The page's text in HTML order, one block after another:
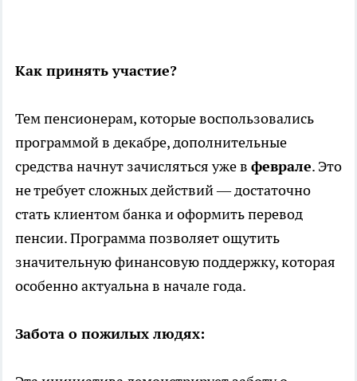
Как принять участие?
Тем пенсионерам, которые воспользовались
программой в декабре, дополнительные
средства начнут зачисляться уже в феврале. Это
не требует сложных действий — достаточно
стать клиентом банка и оформить перевод
пенсии. Программа позволяет ощутить
значительную финансовую поддержку, которая
особенно актуальна в начале года.
Забота о пожилых людях: